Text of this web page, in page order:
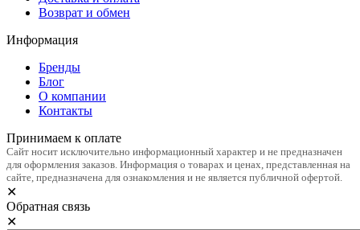
Возврат и обмен
Информация
Бренды
Блог
О компании
Контакты
Принимаем к оплате
Сайт носит исключительно информационный характер и не предназначен
для оформления заказов. Информация о товарах и ценах, представленная на
сайте, предназначена для ознакомления и не является публичной офертой.
✕
Обратная связь
✕